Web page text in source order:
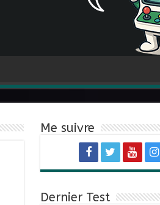
Me suivre
Dernier Test